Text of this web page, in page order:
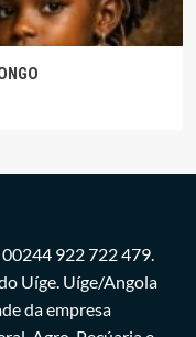
922 722 479.
Uíge. Uíge/Angola
da empresa